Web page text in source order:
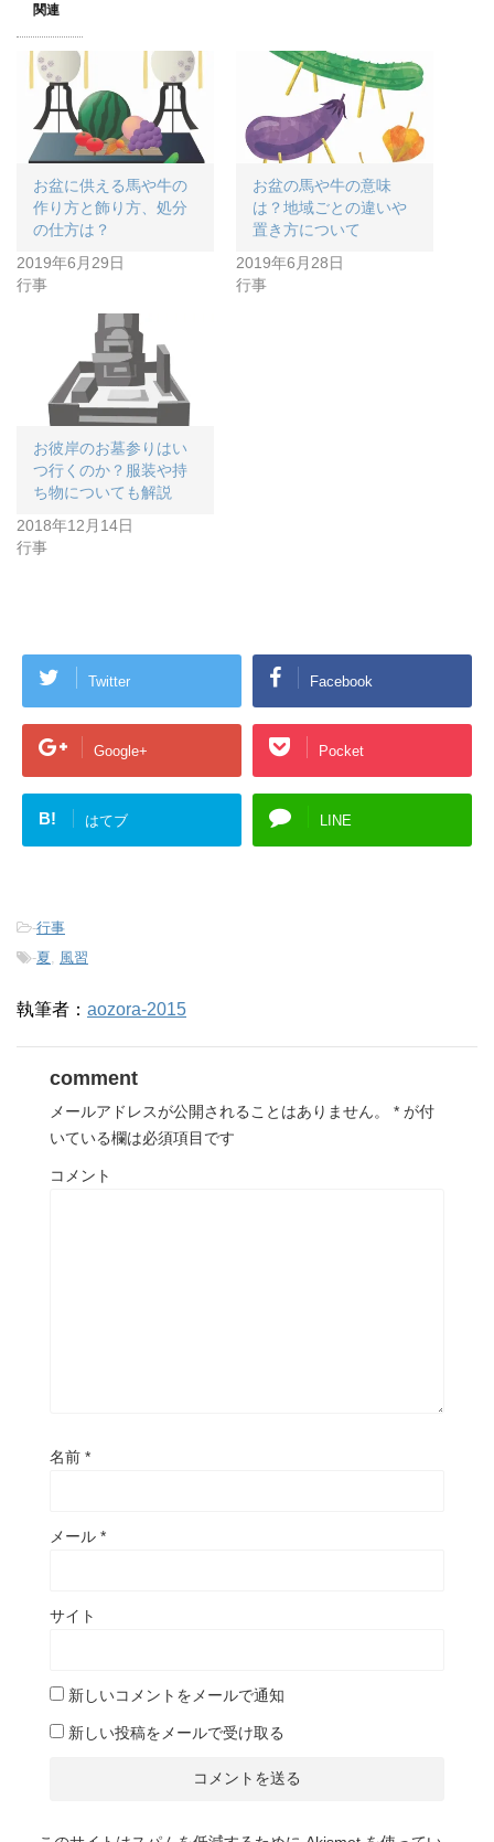
関連
お盆に供える馬や牛の
作り方と飾り方、処分
の仕方は？
2019年6月29日
行事
お盆の馬や牛の意味
は？地域ごとの違いや
置き方について
2019年6月28日
行事
お彼岸のお墓参りはい
つ行くのか？服装や持
ち物についても解説
2018年12月14日
行事
Twitter Facebook
Google+ Pocket
B! はてブ LINE
-行事
-夏, 風習
執筆者： aozora-2015
comment
メールアドレスが公開されることはありません。 * が付
いている欄は必須項目です
コメント
名前 *
メール *
サイト
新しいコメントをメールで通知
新しい投稿をメールで受け取る